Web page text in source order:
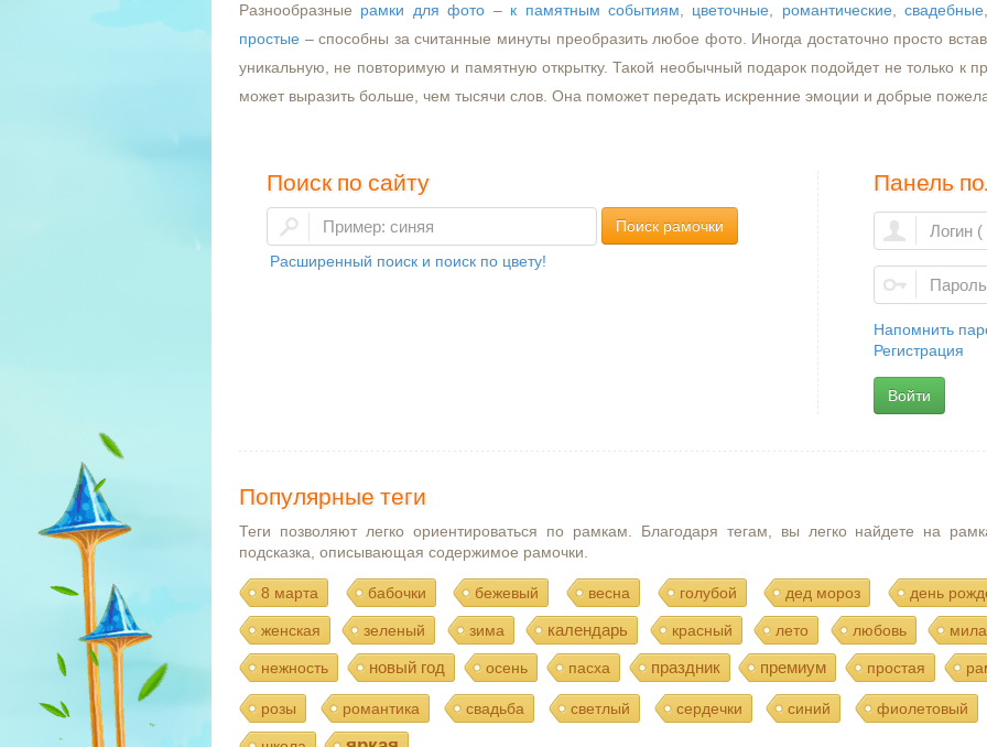
Разнообразные рамки для фото – к памятным событиям цветочные романтические ,свадебные
простые – способны за считанные минуты преобразить любое фото. Иногда достаточно просто
уникальную, не повторимую и памятную открытку. Такой необычный подарок подойдет не только к
может выразить больше, чем тысячи слов. Она поможет передать искренние эмоции и добрые
Поиск по сайту
Поиск рамочки
Расширенный поиск и поиск по цвету!
Панель
Напомнить
Регистрация
Войти
Популярные теги
Теги позволяют легко ориентироваться по рамкам. Благодаря тегам, вы легко найдете на
подсказка, описывающая содержимое рамочки.
8 марта бабочки бежевый весна голубой дед мороз день
женская зеленый зима календарь красный лето любовь
нежность новый год осень пасха праздник премиум простая
розы романтика свадьба светлый сердечки синий фиолетовый